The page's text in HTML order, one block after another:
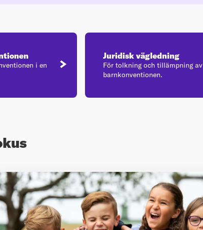
i en
Juridisk vägledning
För tolkning och tillämpning av
barnkonventionen.